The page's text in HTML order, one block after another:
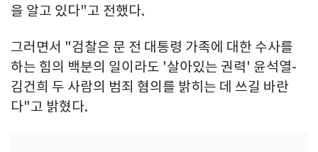
을 알고 있다"고 전했다.
그러면서 "검찰은 문 전 대통령 가족에 대한 수사를
하는 힘의 백분의 일이라도 '살아있는 권력' 윤석열-
김건희 두 사람의 범죄 혐의를 밝히는 데 쓰길 바란
다"고 밝혔다.